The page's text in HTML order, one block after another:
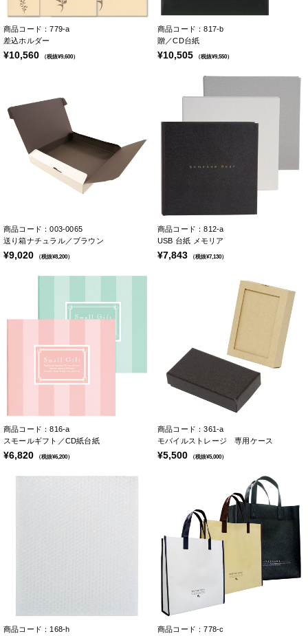
商品コード：779-a
差込ホルダー
¥10,560 （税抜¥9,600）
商品コード：817-b
贈／CD台紙
¥10,505 （税抜¥9,550）
商品コード：003-0065
送り箱ナチュラル／ブラウン
¥9,020 （税抜¥8,200）
商品コード：812-a
USB 台紙 メモリア
¥7,843 （税抜¥7,130）
商品コード：816-a
スモールギフト／CD紙台紙
¥6,820 （税抜¥6,200）
商品コード：361-a
モバイルストレージ 専用ケース
¥5,500 （税抜¥5,000）
商品コード：168-h
商品コード：778-c